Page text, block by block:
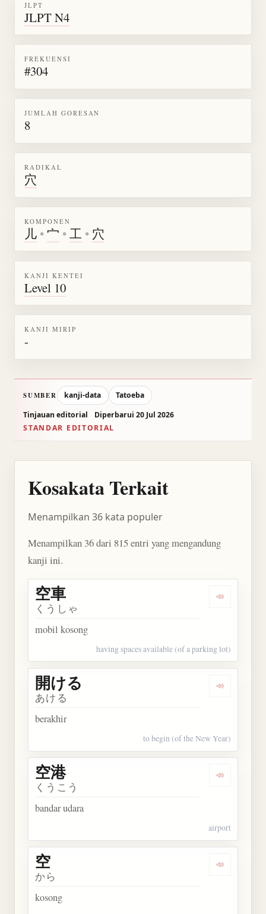
JLPT
JLPT N4
FREKUENSI
#304
JUMLAH GORESAN
8
RADIKAL
穴
KOMPONEN
儿 •宀 •工 • 穴
KANJI KENTEI
Level 10
KANJI MIRIP
-
SUMBER kanji-data
Tatoeba
Tinjauan editorial
Diperbarui 20 Jul 2026
STANDAR EDITORIAL
Kosakata Terkait
Menampilkan 36 kata populer
Menampilkan 36 dari 815 entri yang mengandung
kanji ini.
Dengarkan
空車
くうしゃ
mobil kosong
having spaces available (of a parking lot)
Dengarkan
開ける
あける
berakhir
to begin (of the New Year)
Dengarkan
空港
くうこう
bandar udara
airport
Dengarkan
空
から
kosong